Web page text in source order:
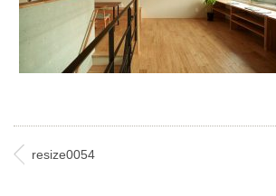
resize0054